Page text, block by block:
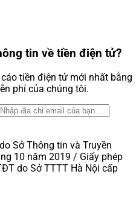
tin về tiền điện tử?
tiền điện tử mới nhất bằng
phí của chúng tôi.
Sở Thông tin và Truyền
10 năm 2019 / Giấy phép
do Sở TTTT Hà Nội cấp